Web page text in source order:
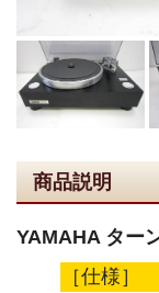
商品説明
YAMAHA ター
［仕様］